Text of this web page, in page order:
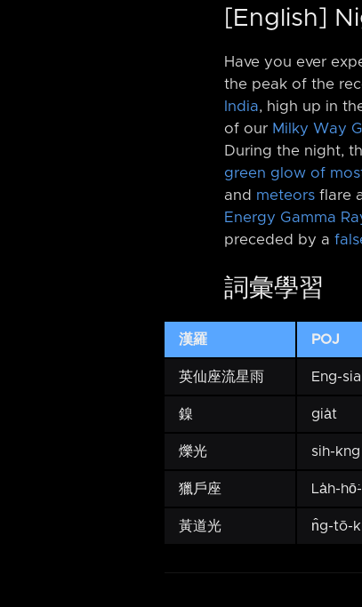
[English]
Have you ever
the peak of the
India, high up in
of our Milky Way
During the night,
green glow of
and meteors flare
Energy Gamma
preceded by a
詞彙學習
漢羅 POJ
英仙座流星雨 Eng-
鎳 gia̍t
爍光 sih-kng
獵戶座 La̍h-
黃道光 n̂g-tō-